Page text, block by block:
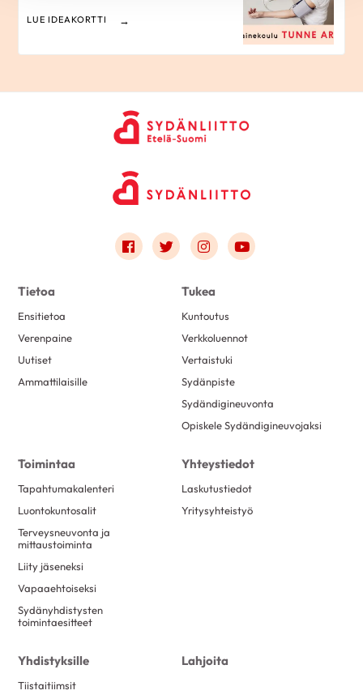
LUE IDEAKORTTI
Link to facebook
Link to twitter
Link to instagram
Link to youtube
Tietoa
Ensitietoa
Verenpaine
Uutiset
Ammattilaisille
Tukea
Kuntoutus
Verkkoluennot
Vertaistuki
Sydänpiste
Sydändigineuvonta
Opiskele Sydändigineuvojaksi
Toimintaa
Tapahtumakalenteri
Luontokuntosalit
Terveysneuvonta ja
mittaustoiminta
Liity jäseneksi
Vapaaehtoiseksi
Sydänyhdistysten
toimintaesitteet
Yhteystiedot
Laskutustiedot
Yritysyhteistyö
Yhdistyksille
Tiistaitiimsit
Lahjoita